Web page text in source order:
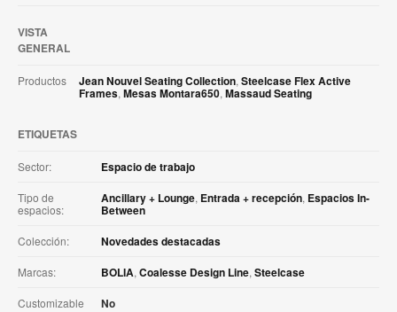
VISTA
GENERAL
Productos Jean Nouvel Seating Collection, Steelcase Flex Active
Frames, Mesas Montara650, Massaud Seating
ETIQUETAS
Sector: Espacio de trabajo
Tipo de
espacios:
Ancillary + Lounge, Entrada + recepción, Espacios In-
Between
Colección: Novedades destacadas
Marcas: BOLIA, Coalesse Design Line, Steelcase
Customizable No